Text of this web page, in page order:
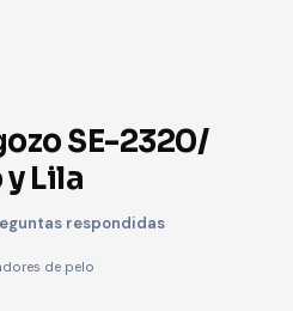
SE-2320/
Lila
respondidas
de pelo